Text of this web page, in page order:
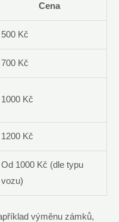
Cena
500 Kč
700 Kč
1000 Kč
1200 Kč
Od 1000 Kč (dle typu
vozu)
výměnu zámků,